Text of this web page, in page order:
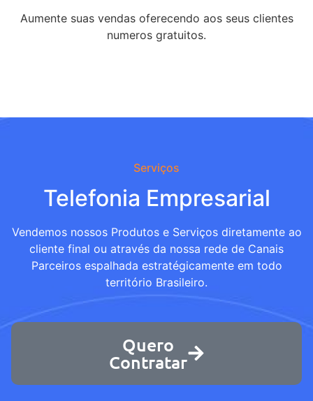
Aumente suas vendas oferecendo aos seus clientes
numeros gratuitos.
Serviços
Telefonia Empresarial
Vendemos nossos Produtos e Serviços diretamente ao
cliente final ou através da nossa rede de Canais
Parceiros espalhada estratégicamente em todo
território Brasileiro.
Quero
Contratar